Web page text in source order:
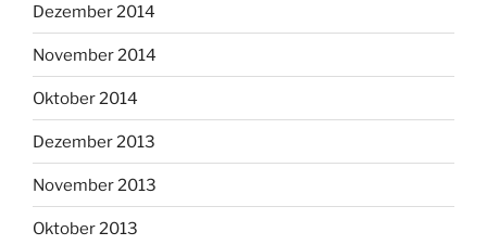
Dezember 2014
November 2014
Oktober 2014
Dezember 2013
November 2013
Oktober 2013